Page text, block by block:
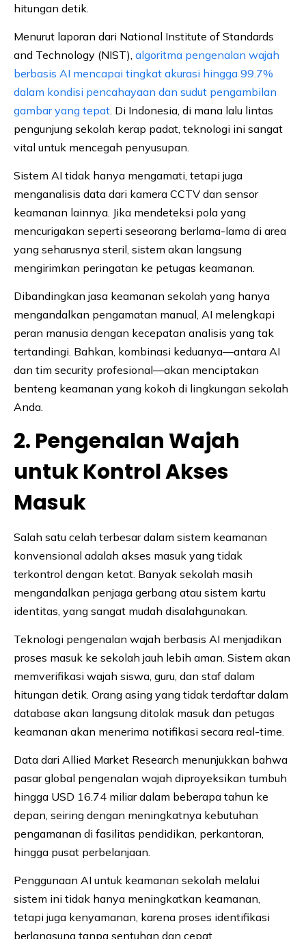
hitungan detik.
Menurut laporan dari National Institute of Standards
and Technology (NIST), algoritma pengenalan wajah
berbasis AI mencapai tingkat akurasi hingga 99.7%
dalam kondisi pencahayaan dan sudut pengambilan
gambar yang tepat. Di Indonesia, di mana lalu lintas
pengunjung sekolah kerap padat, teknologi ini sangat
vital untuk mencegah penyusupan.
Sistem AI tidak hanya mengamati, tetapi juga
menganalisis data dari kamera CCTV dan sensor
keamanan lainnya. Jika mendeteksi pola yang
mencurigakan seperti seseorang berlama-lama di area
yang seharusnya steril, sistem akan langsung
mengirimkan peringatan ke petugas keamanan.
Dibandingkan jasa keamanan sekolah yang hanya
mengandalkan pengamatan manual, AI melengkapi
peran manusia dengan kecepatan analisis yang tak
tertandingi. Bahkan, kombinasi keduanya—antara AI
dan tim security profesional—akan menciptakan
benteng keamanan yang kokoh di lingkungan sekolah
Anda.
2. Pengenalan Wajah
untuk Kontrol Akses
Masuk
Salah satu celah terbesar dalam sistem keamanan
konvensional adalah akses masuk yang tidak
terkontrol dengan ketat. Banyak sekolah masih
mengandalkan penjaga gerbang atau sistem kartu
identitas, yang sangat mudah disalahgunakan.
Teknologi pengenalan wajah berbasis AI menjadikan
proses masuk ke sekolah jauh lebih aman. Sistem akan
memverifikasi wajah siswa, guru, dan staf dalam
hitungan detik. Orang asing yang tidak terdaftar dalam
database akan langsung ditolak masuk dan petugas
keamanan akan menerima notifikasi secara real-time.
Data dari Allied Market Research menunjukkan bahwa
pasar global pengenalan wajah diproyeksikan tumbuh
hingga USD 16.74 miliar dalam beberapa tahun ke
depan, seiring dengan meningkatnya kebutuhan
pengamanan di fasilitas pendidikan, perkantoran,
hingga pusat perbelanjaan.
Penggunaan AI untuk keamanan sekolah melalui
sistem ini tidak hanya meningkatkan keamanan,
tetapi juga kenyamanan, karena proses identifikasi
berlangsung tanpa sentuhan dan cepat.